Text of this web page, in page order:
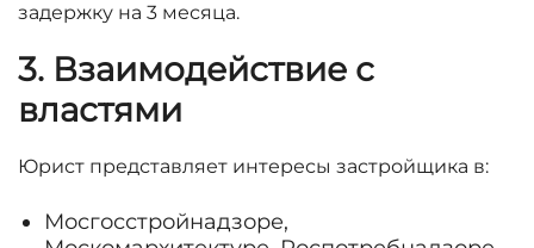
задержку на 3 месяца.
3. Взаимодействие с
властями
Юрист представляет интересы застройщика в:
Мосгосстройнадзоре,